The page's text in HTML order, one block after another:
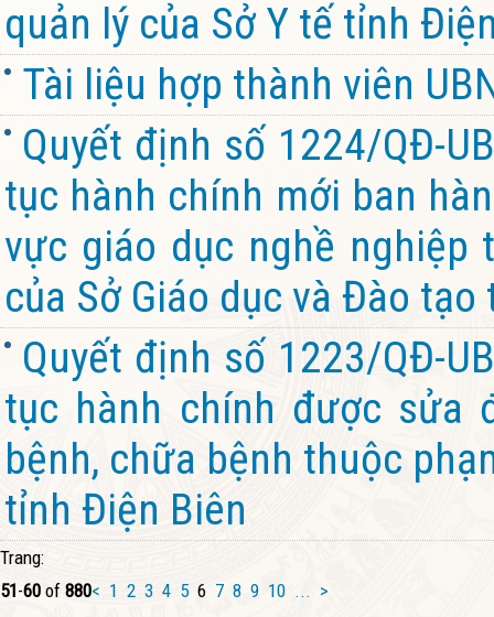
quản lý của Sở Y tế tỉnh
Tài liệu hợp thành viên
Quyết định số 1224/QĐ-
tục hành chính mới ban
vực giáo dục nghề nghiệp
của Sở Giáo dục và Đào
Quyết định số 1223/QĐ-
tục hành chính được sửa
bệnh, chữa bệnh thuộc
tỉnh Điện Biên
Trang:
51-60 of 880< 1 2 3 4 5 6 7 8 9 10 ... >